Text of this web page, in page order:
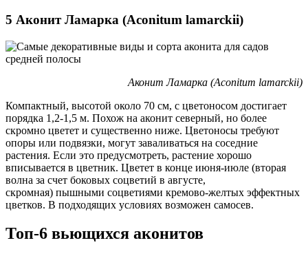
5 Аконит Ламарка (Aconitum lamarckii)
Аконит Ламарка (Aconitum lamarckii)
Компактный, высотой около 70 см, с цветоносом достигает
порядка 1,2-1,5 м. Похож на аконит северный, но более
скромно цветет и существенно ниже. Цветоносы требуют
опоры или подвязки, могут заваливаться на соседние
растения. Если это предусмотреть, растение хорошо
вписывается в цветник. Цветет в конце июня-июле (вторая
волна за счет боковых соцветий в августе,
скромная) пышными соцветиями кремово-желтых эффектных
цветков. В подходящих условиях возможен самосев.
Топ-6 вьющихся аконитов